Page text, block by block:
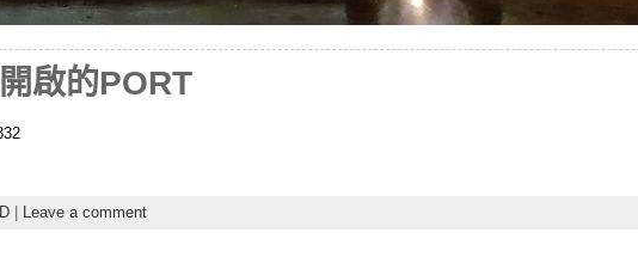
啟的PORT
| Leave a comment